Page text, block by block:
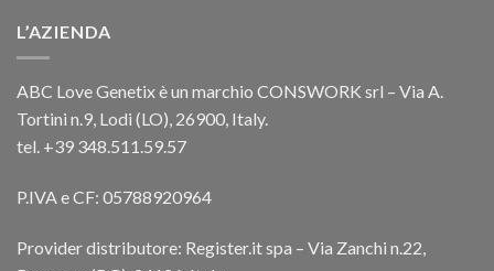
L’AZIENDA
ABC Love Genetix è un marchio CONSWORK srl – Via A.
Tortini n.9, Lodi (LO), 26900, Italy.
tel. +39 348.511.59.57
P.IVA e CF: 05788920964
Provider distributore: Register.it spa – Via Zanchi n.22,